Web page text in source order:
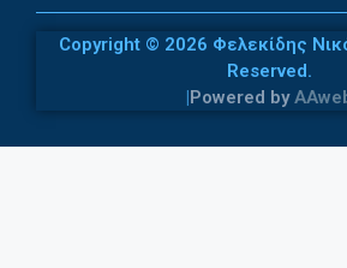
Copyright © 2026 Φελεκίδης
Reserved.
|Powered by